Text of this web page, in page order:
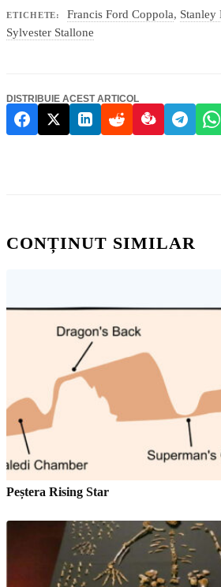
ETICHETE: Francis Ford Coppola,
Sylvester Stallone
DISTRIBUIE ACEST ARTICOL
CONȚINUT SIMILAR
Peștera Rising Star